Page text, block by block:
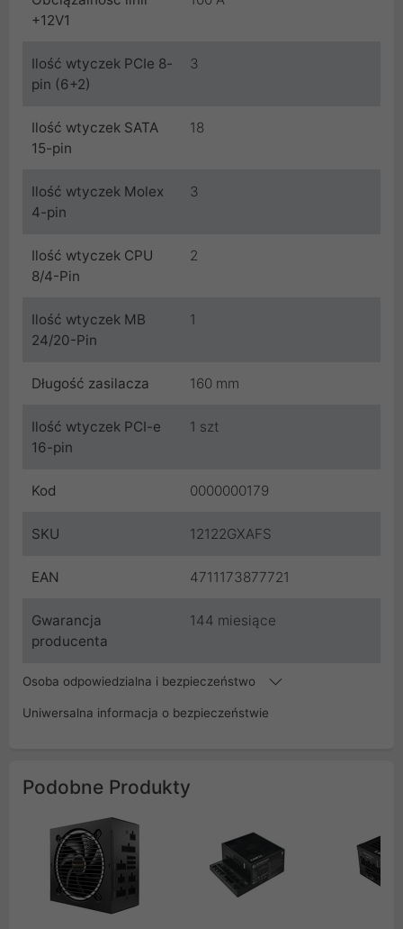
+12V1
Ilość wtyczek PCIe 8-
pin (6+2)
3
Ilość wtyczek SATA
15-pin
18
Ilość wtyczek Molex
4-pin
3
Ilość wtyczek CPU
8/4-Pin
2
Ilość wtyczek MB
24/20-Pin
1
Długość zasilacza 160 mm
Ilość wtyczek PCI-e
16-pin
1 szt
Kod 0000000179
SKU 12122GXAFS
EAN 4711173877721
Gwarancja
producenta
144 miesiące
Osoba odpowiedzialna i bezpieczeństwo
Uniwersalna informacja o bezpieczeństwie
Podobne Produkty